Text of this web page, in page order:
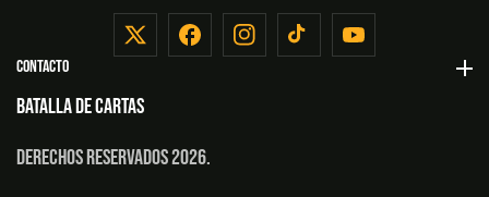
TW FB IN TikTok YouTube
CONTACTO
BATALLA DE CARTAS
Derechos Reservados 2026.